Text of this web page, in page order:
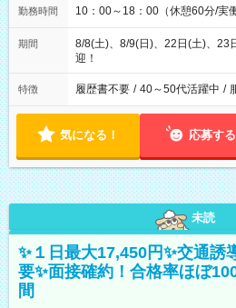
勤務時間 10：00～18：00（休憩60分/実
期間
8/8(土)、8/9(日)、22日(土)、23
迎！
特徴 履歴書不要 / 40～50代活躍中 /
気になる！ 応募する
未読
✨１日最大17,450円✨交通誘
要✨面接確約！合格率ほぼ
間